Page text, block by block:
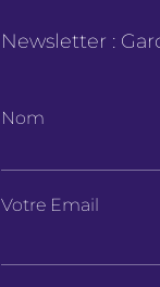
Newsletter :
Nom
Votre Email